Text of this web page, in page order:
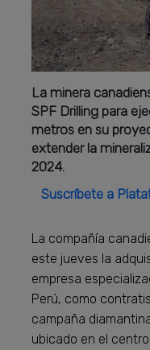
La minera
SPF Drilling para
metros en su
extender la
2024.
Suscríbete a
La compañía
este jueves la
empresa
Perú, como
campaña
ubicado en el